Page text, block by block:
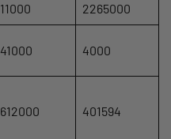
11000 2265000
41000 4000
612000 401594